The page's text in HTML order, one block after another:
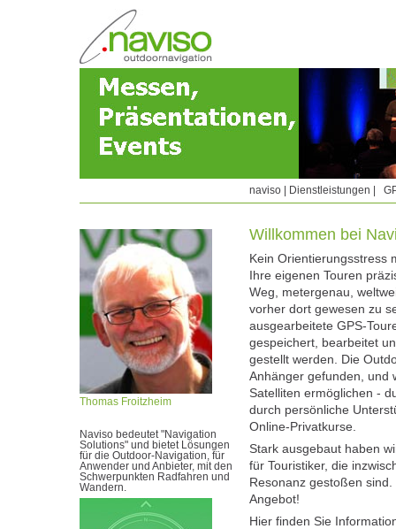
naviso Dienstleistungen
Thomas Froitzheim
Naviso bedeutet "Navigation
Solutions" und bietet Lösungen
für die Outdoor-Navigation, für
Anwender und Anbieter, mit den
Schwerpunkten Radfahren und
Wandern.
Willkommen bei
Kein Orientierungsstress
Ihre eigenen Touren
Weg, metergenau,
vorher dort gewesen zu
ausgearbeitete GPS-
gespeichert, bearbeitet
gestellt werden. Die
Anhänger gefunden, und
Satelliten ermöglichen -
durch persönliche
Online-Privatkurse.
Stark ausgebaut haben
für Touristiker, die
Resonanz gestoßen
Angebot!
Hier finden Sie